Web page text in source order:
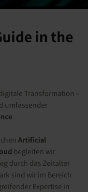
in the
Transformation –
umfassender
.
Artificial
begleiten wir
durch das Zeitalter
sind wir im Bereich
Expertise in